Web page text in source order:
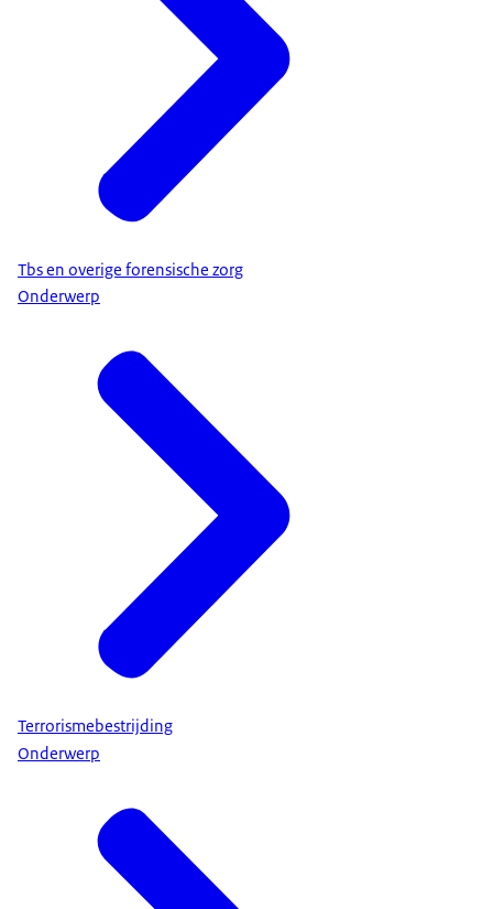
Tbs en overige forensische zorg
Onderwerp
Terrorismebestrijding
Onderwerp